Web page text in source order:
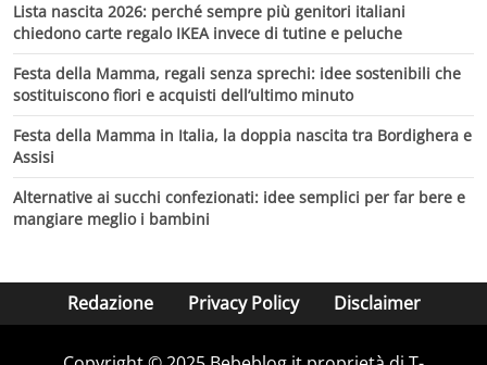
Lista nascita 2026: perché sempre più genitori italiani
chiedono carte regalo IKEA invece di tutine e peluche
Festa della Mamma, regali senza sprechi: idee sostenibili che
sostituiscono fiori e acquisti dell’ultimo minuto
Festa della Mamma in Italia, la doppia nascita tra Bordighera e
Assisi
Alternative ai succhi confezionati: idee semplici per far bere e
mangiare meglio i bambini
Redazione Privacy Policy Disclaimer